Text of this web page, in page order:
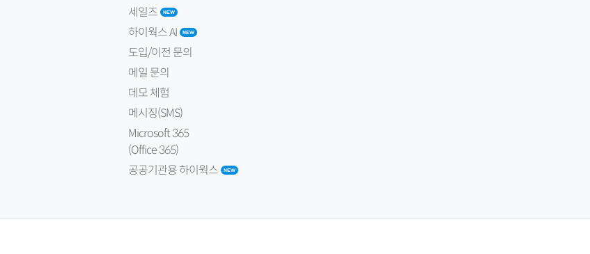
세일즈
하이웍스 AI
도입/이전 문의
메일 문의
데모 체험
메시징(SMS)
Microsoft 365
(Office 365)
공공기관용 하이웍스